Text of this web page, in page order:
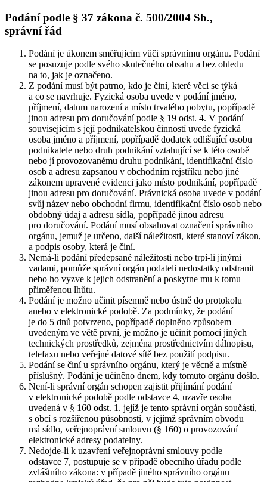
Podání podle § 37 zákona č. 500/2004 Sb.,
správní řád
Podání je úkonem směřujícím vůči správnímu orgánu. Podání
se posuzuje podle svého skutečného obsahu a bez ohledu
na to, jak je označeno.
Z podání musí být patrno, kdo je činí, které věci se týká
a co se navrhuje. Fyzická osoba uvede v podání jméno,
příjmení, datum narození a místo trvalého pobytu, popřípadě
jinou adresu pro doručování podle § 19 odst. 4. V podání
souvisejícím s její podnikatelskou činností uvede fyzická
osoba jméno a příjmení, popřípadě dodatek odlišující osobu
podnikatele nebo druh podnikání vztahující se k této osobě
nebo jí provozovanému druhu podnikání, identifikační číslo
osob a adresu zapsanou v obchodním rejstříku nebo jiné
zákonem upravené evidenci jako místo podnikání, popřípadě
jinou adresu pro doručování. Právnická osoba uvede v podání
svůj název nebo obchodní firmu, identifikační číslo osob nebo
obdobný údaj a adresu sídla, popřípadě jinou adresu
pro doručování. Podání musí obsahovat označení správního
orgánu, jemuž je určeno, další náležitosti, které stanoví zákon,
a podpis osoby, která je činí.
Nemá-li podání předepsané náležitosti nebo trpí-li jinými
vadami, pomůže správní orgán podateli nedostatky odstranit
nebo ho vyzve k jejich odstranění a poskytne mu k tomu
přiměřenou lhůtu.
Podání je možno učinit písemně nebo ústně do protokolu
anebo v elektronické podobě. Za podmínky, že podání
je do 5 dnů potvrzeno, popřípadě doplněno způsobem
uvedeným ve větě první, je možno je učinit pomocí jiných
technických prostředků, zejména prostřednictvím dálnopisu,
telefaxu nebo veřejné datové sítě bez použití podpisu.
Podání se činí u správního orgánu, který je věcně a místně
příslušný. Podání je učiněno dnem, kdy tomuto orgánu došlo.
Není-li správní orgán schopen zajistit přijímání podání
v elektronické podobě podle odstavce 4, uzavře osoba
uvedená v § 160 odst. 1. jejíž je tento správní orgán součástí,
s obcí s rozšířenou působností, v jejímž správním obvodu
má sídlo, veřejnoprávní smlouvu (§ 160) o provozování
elektronické adresy podatelny.
Nedojde-li k uzavření veřejnoprávní smlouvy podle
odstavce 7, postupuje se v případě obecního úřadu podle
zvláštního zákona: v případě jiného správního orgánu